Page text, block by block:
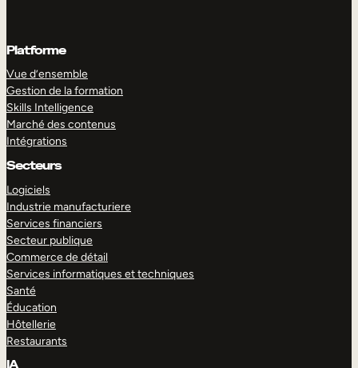
Platforme
Vue d’ensemble
Gestion de la formation
Skills Intelligence
Marché des contenus
Intégrations
Secteurs
Logiciels
Industrie manufacturiere
Services financiers
Secteur publique
Commerce de détail
Services informatiques et techniques
Santé
Éducation
Hôtellerie
Restaurants
IA